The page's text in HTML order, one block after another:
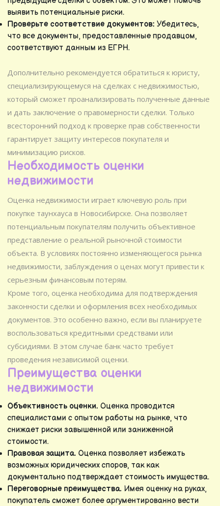
выявить потенциальные риски.
Проверьте соответствие документов: Убедитесь,
что все документы, предоставленные продавцом,
соответствуют данным из ЕГРН.
Дополнительно рекомендуется обратиться к юристу,
специализирующемуся на сделках с недвижимостью,
который сможет проанализировать полученные данные
и дать заключение о правомерности сделки. Только
всесторонний подход к проверке прав собственности
гарантирует защиту интересов покупателя и
минимизацию рисков.
Необходимость оценки
недвижимости
Оценка недвижимости играет ключевую роль при
покупке таунхауса в Новосибирске. Она позволяет
потенциальным покупателям получить объективное
представление о реальной рыночной стоимости
объекта. В условиях постоянно изменяющегося рынка
недвижимости, заблуждения о ценах могут привести к
серьезным финансовым потерям.
Кроме того, оценка необходима для подтверждения
законности сделки и оформления всех необходимых
документов. Это особенно важно, если вы планируете
воспользоваться кредитными средствами или
субсидиями. В этом случае банк часто требует
проведения независимой оценки.
Преимущества оценки
недвижимости
Объективность оценки. Оценка проводится
специалистами с опытом работы на рынке, что
снижает риски завышенной или заниженной
стоимости.
Правовая защита. Оценка позволяет избежать
возможных юридических споров, так как
документально подтверждает стоимость имущества.
Переговорные преимущества. Имея оценку на руках,
покупатель сможет более аргументированно вести